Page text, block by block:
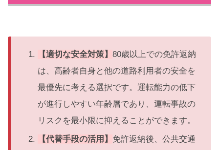
【適切な安全対策】 80歳以上での免許返納
は、高齢者自身と他の道路利用者の安全を
最優先に考える選択です。運転能力の低下
が進行しやすい年齢層であり、運転事故の
リスクを最小限に抑えることができます。
【代替手段の活用】 免許返納後、公共交通